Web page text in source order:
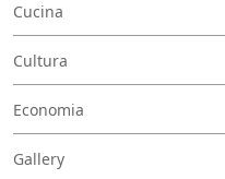
Cucina
Cultura
Economia
Gallery